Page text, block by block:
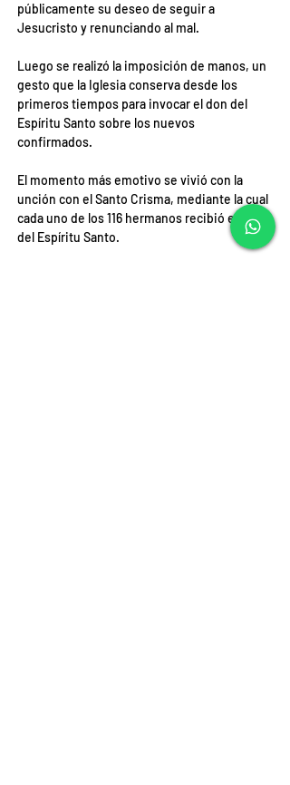
públicamente su deseo de seguir a
Jesucristo y renunciando al mal.
Luego se realizó la imposición de manos, un
gesto que la Iglesia conserva desde los
primeros tiempos para invocar el don del
Espíritu Santo sobre los nuevos
confirmados.
El momento más emotivo se vivió con la
unción con el Santo Crisma, mediante la cual
cada uno de los 116 hermanos recibió el sello
del Espíritu Santo.